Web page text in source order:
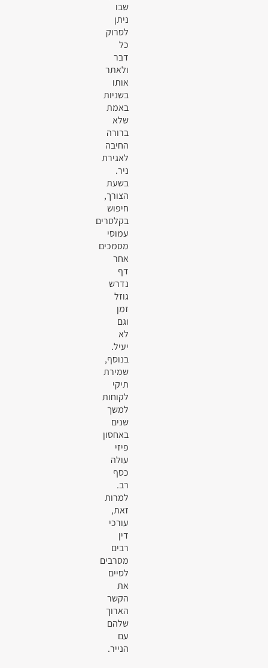
שבו
ניתן
לסרוק
כל
דבר
ולאתר
אותו
בשניות
באמת
שלא
ברורה
החיבה
לאגירת
ניר.
בשעת
הצורך,
חיפוש
בקלסרים
עמוסי
מסמכים
אחר
דף
נדרש
גוזל
זמן
וגם
לא
יעיל.
בנוסף,
שמירת
תיקי
לקוחות
למשך
שנים
באחסון
פיזי
עולה
כסף
רב.
למרות
זאת,
עורכי
דין
רבים
מסרבים
לסיים
את
הקשר
הארוך
שלהם
עם
הנייר.